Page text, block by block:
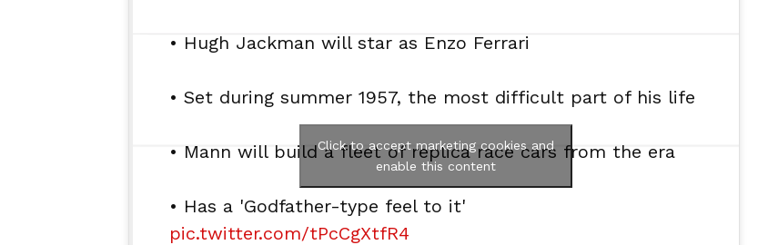
• Hugh Jackman will star as Enzo Ferrari
• Set during summer 1957, the most difficult part of his life
• Mann will build a fleet of replica race cars from the era
• Has a 'Godfather-type feel to it'
pic.twitter.com/tPcCgXtfR4
Click to accept marketing cookies and
enable this content